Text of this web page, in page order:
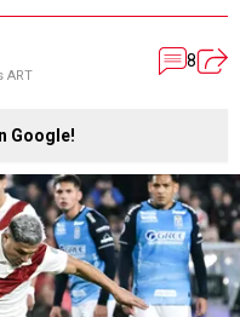
ART
8
Google!